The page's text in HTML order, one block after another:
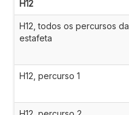
H12
H12, todos os percursos da
estafeta
H12, percurso 1